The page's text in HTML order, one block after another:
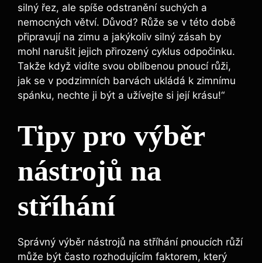
silný řez, ale ‌spíše odstranění suchých a
nemocných​ větví. Důvod? Růže se v této době⁣
připravují na ⁤zimu⁢ a jakýkoliv silný zásah by ​
mohl narušit jejich přirozený cyklus odpočinku.
Takže když vidíte svou oblíbenou pnoucí růži,
‍jak ⁣se v podzimních barvách ukládá ​k zimnímu
spánku, nechte ji být a ​užívejte si⁢ její krásu!“
Tipy pro výběr
‍nástrojů na
stříhání
Správný výběr nástrojů na stříhání pnoucích ‌růží
může být často⁢ rozhodujícím faktorem, který